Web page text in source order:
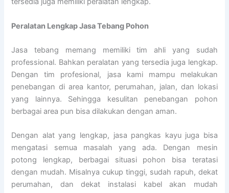
Peralatan Lengkap Jasa Tebang Pohon
Jasa tebang memang memiliki tim ahli yang sudah
professional. Bahkan peralatan yang tersedia juga lengkap.
Dengan tim profesional, jasa kami mampu melakukan
penebangan di area kantor, perumahan, jalan, dan lokasi
yang lainnya. Sehingga kesulitan penebangan pohon
berbagai area pun bisa dilakukan dengan aman.
Dengan alat yang lengkap, jasa pangkas kayu juga bisa
mengatasi semua masalah yang ada. Dengan mesin
potong lengkap, berbagai situasi pohon bisa teratasi
dengan mudah. Misalnya cukup tinggi, sudah rapuh, dekat
perumahan, dan dekat instalasi kabel akan mudah